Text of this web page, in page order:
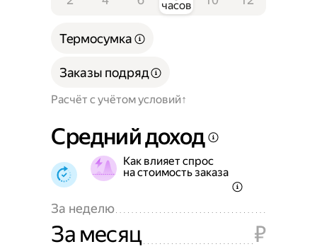
часов
Расчёт с учётом условий
Термосумка
Заказы подряд
Средний доход
Как влияет спрос
на стоимость заказа
За неделю
За месяц ₽